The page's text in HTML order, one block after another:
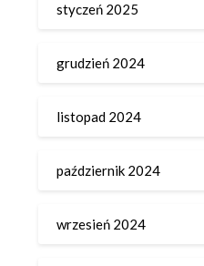
styczeń 2025
grudzień 2024
listopad 2024
październik 2024
wrzesień 2024